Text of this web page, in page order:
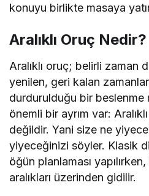
konuyu birlikte masaya
Aralıklı Oruç Nedir?
Aralıklı oruç; belirli zaman
yenilen, geri kalan
durdurulduğu bir
önemli bir ayrım var:
değildir. Yani size ne
yiyeceğinizi söyler. Klasik
öğün planlaması
aralıkları üzerinden gidilir.